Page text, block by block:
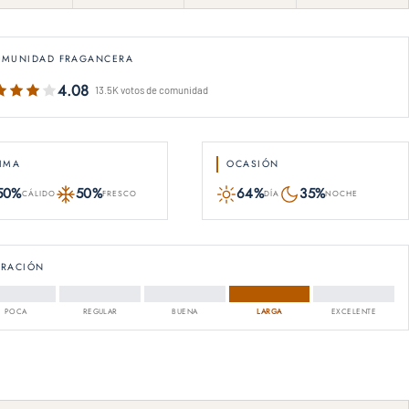
FRAGANCERA
4.08 13.5K votos de comunidad
CÁLIDO 50%FRESCO
OCASIÓN
64%DÍA 35%NOCHE
POCA REGULAR BUENA LARGA EXCELENTE